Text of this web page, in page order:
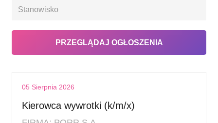
05 Sierpnia 2026
Kierowca wywrotki (k/m/x)